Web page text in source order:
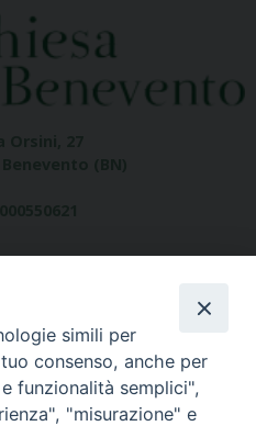
Dove siamo
contatti
simili per
consenso, anche per
funzionalità semplici",
"misurazione" e